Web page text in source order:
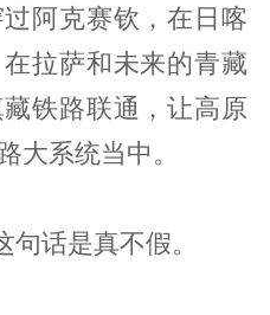
阿克赛钦，在日喀
拉萨和未来的青藏
铁路联通，让高原
大系统当中。
句话是真不假。